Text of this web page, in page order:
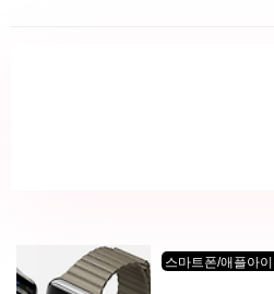
스마트폰/애플아이